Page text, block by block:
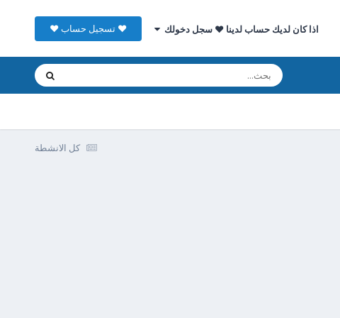
اذا كان لديك حساب لدينا ♥ سجل دخولك ♥ تسجيل حساب ♥
كل الانشطة